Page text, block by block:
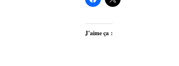
J’aime ça :